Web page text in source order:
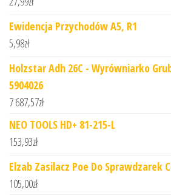
Ewidencja Przychodów A5, R1
5,98zł
Holzstar Adh 26C - Wyrówniarko
5904026
7 687,57zł
NEO TOOLS HD+ 81-215-L
153,93zł
Elzab Zasilacz Poe Do Sprawdzarek
105,00zł